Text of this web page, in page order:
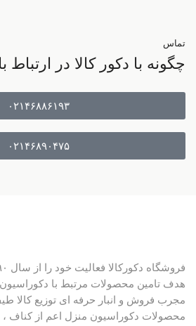
تماس
چگونه با دکور کالا در ارتباط
۰۲۱۴۶۸۸۶۱۹۳
۰۲۱۴۶۸۹۰۴۷۵
هدف تامین محصولات مرتبط با دکوراسیون،
مجرب فروش و انبار حرفه ای توزیع کالا
محصولات دکوراسیون منزل اعم از کناف ،